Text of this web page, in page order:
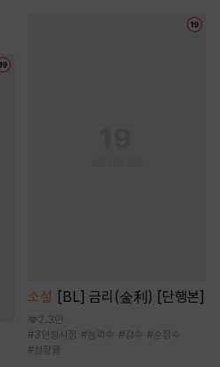
소설 [BL] 금리(金利) [단행본]
2.3만
#3인칭시점 #능력수 #강수 #순정수
#성장물